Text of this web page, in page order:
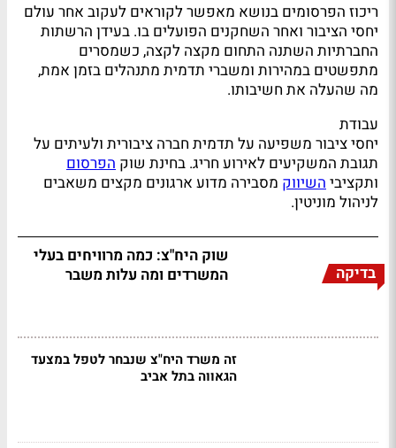
ריכוז הפרסומים בנושא מאפשר לקוראים לעקוב אחר עולם
יחסי הציבור ואחר השחקנים הפועלים בו. בעידן הרשתות
החברתיות השתנה התחום מקצה לקצה, כשמסרים
מתפשטים במהירות ומשברי תדמית מתנהלים בזמן אמת,
מה שהעלה את חשיבותו.
עבודת
יחסי ציבור משפיעה על תדמית חברה ציבורית ולעיתים על
תגובת המשקיעים לאירוע חריג. בחינת שוק הפרסום
ותקציביהשיווק מסבירה מדוע ארגונים מקצים משאבים
לניהול מוניטין.
בדיקה
שוק היח"צ: כמה מרוויחים בעלי
המשרדים ומה עלות משבר
זה משרד היח"צ שנבחר לטפל במצעד
הגאווה בתל אביב